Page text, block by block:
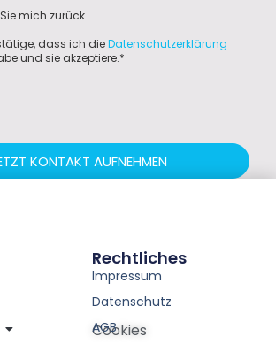
mich zurück
dass ich dieDatenschutzerklärung
und sie akzeptiere.*
JETZT KONTAKT AUFNEHMEN
Rechtliches
Impressum
Datenschutz
AGB
Cookies